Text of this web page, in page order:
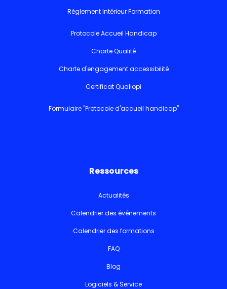
Règlement Intérieur Formation
Protocole Accueil Handicap
Charte Qualité
Charte d'engagement accessibilité
Certificat Qualiopi
Formulaire "Protocole d'accueil handicap"
Ressources
Actualités
Calendrier des événements
Calendrier des formations
FAQ
Blog
Logiciels & Service